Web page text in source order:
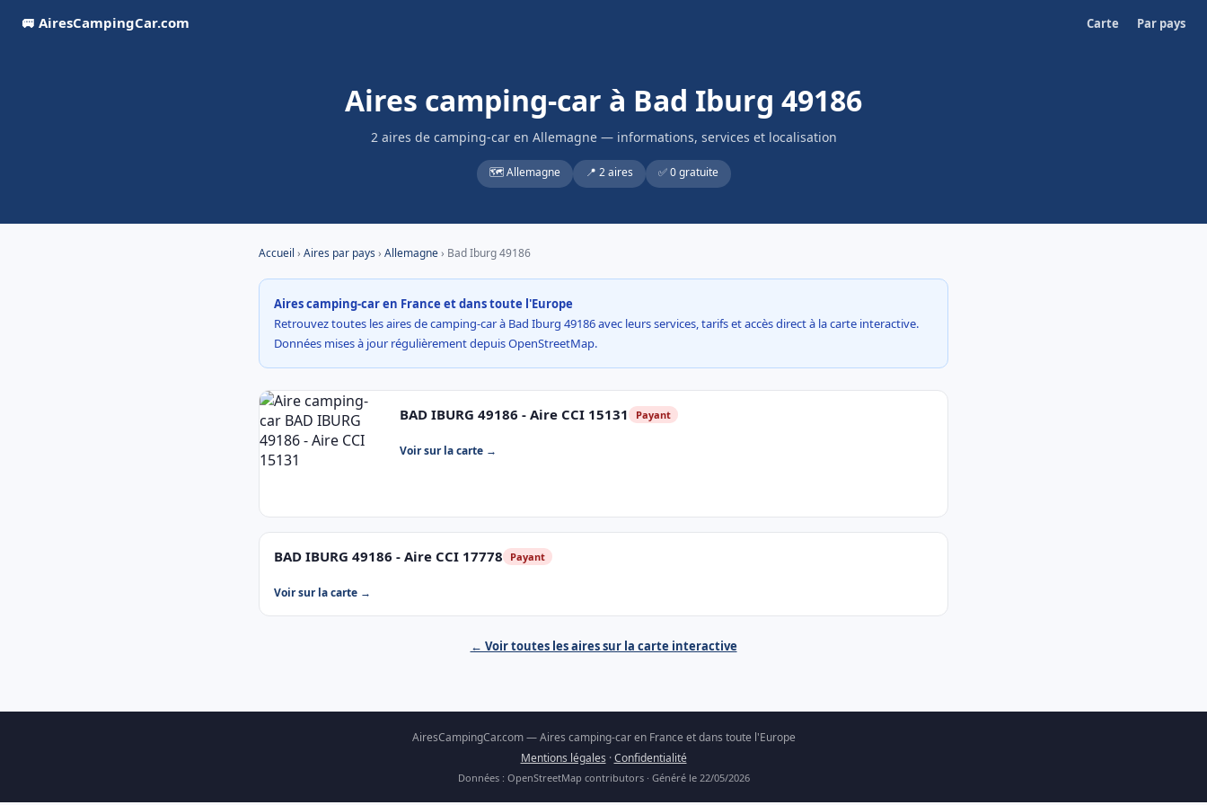
🚐 AiresCampingCar.com Carte Par pays
Aires camping-car à Bad Iburg 49186
2 aires de camping-car en Allemagne — informations, services et localisation
🗺️ Allemagne 📍 2 aires ✅ 0 gratuite
Accueil › Aires par pays› Allemagne› Bad Iburg 49186
Aires camping-car en France et dans toute l'Europe
Retrouvez toutes les aires de camping-car à Bad Iburg 49186 avec leurs services, tarifs et accès direct à la carte interactive.
Données mises à jour régulièrement depuis OpenStreetMap.
BAD IBURG 49186 - Aire CCI 15131 Payant
Voir sur la carte →
BAD IBURG 49186 - Aire CCI 17778 Payant
Voir sur la carte →
← Voir toutes les aires sur la carte interactive
AiresCampingCar.com — Aires camping-car en France et dans toute l'Europe
Mentions légales ·Confidentialité
Données : OpenStreetMap contributors · Généré le 22/05/2026